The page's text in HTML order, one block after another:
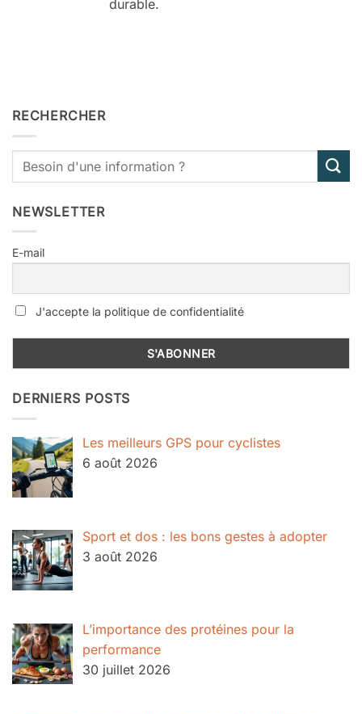
durable.
RECHERCHER
NEWSLETTER
E-mail
J'accepte la politique de confidentialité
DERNIERS POSTS
Les meilleurs GPS pour cyclistes
6 août 2026
Sport et dos : les bons gestes à adopter
3 août 2026
L’importance des protéines pour la
performance
30 juillet 2026